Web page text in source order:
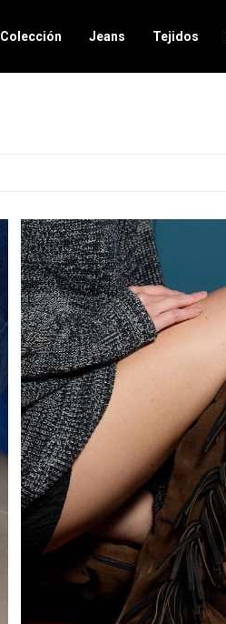
Colección Jeans Tejidos